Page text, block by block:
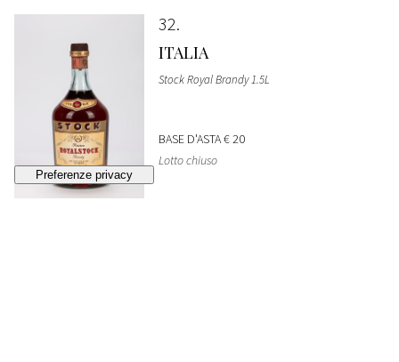
32
ITALIA
Stock Royal Brandy 1.5L
BASE D'ASTA€ 20
Lotto chiuso